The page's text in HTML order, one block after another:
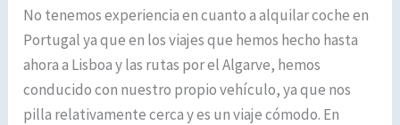
No tenemos experiencia en cuanto a alquilar coche en
Portugal ya que en los viajes que hemos hecho hasta
ahora a Lisboa y las rutas por el Algarve, hemos
conducido con nuestro propio vehículo, ya que nos
pilla relativamente cerca y es un viaje cómodo. En